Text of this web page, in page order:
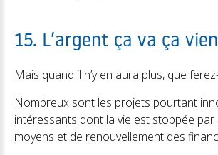
15. L’argent ça va ça
Mais quand il n’y en aura plus, que
Nombreux sont les projets pourtant
intéressants dont la vie est stoppée par
moyens et de renouvellement des